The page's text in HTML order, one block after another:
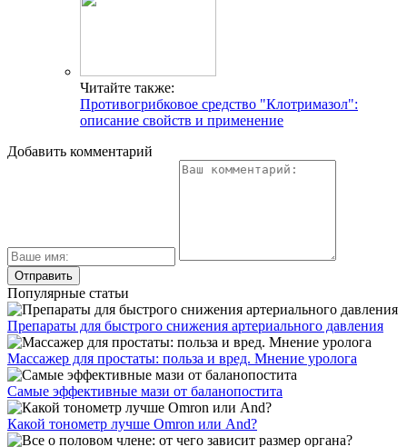
Читайте также:
Противогрибковое средство "Клотримазол":
описание свойств и применение
Добавить комментарий
Популярные статьи
Препараты для быстрого снижения артериального давления
Массажер для простаты: польза и вред. Мнение уролога
Самые эффективные мази от баланопостита
Какой тонометр лучше Omron или And?